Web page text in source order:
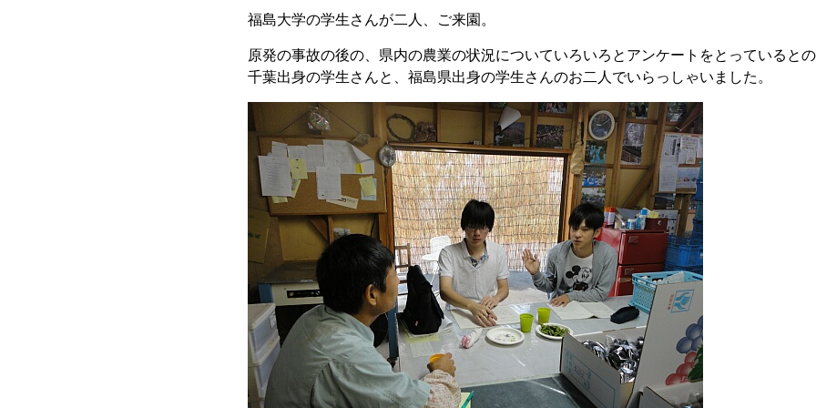
福島大学の学生さんが二人、ご来園。
原発の事故の後の、県内の農業の状況についていろいろとアンケートをとっていると
千葉出身の学生さんと、福島県出身の学生さんのお二人でいらっしゃいました。